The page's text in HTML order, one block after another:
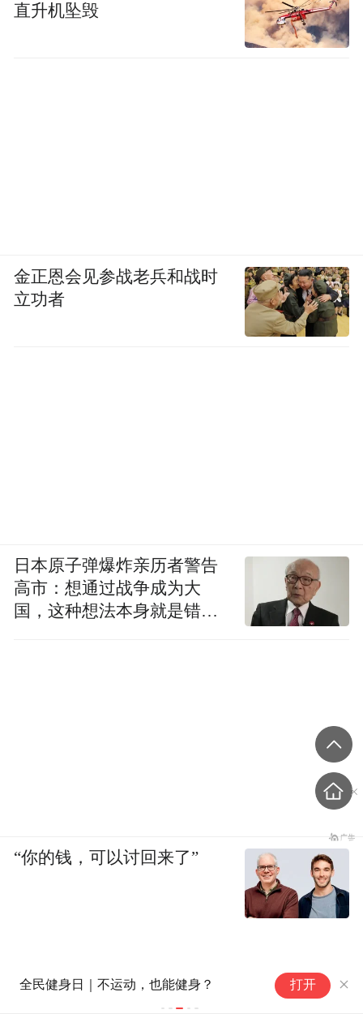
全民健身日｜不运动，也能健身？ 打开
直升机坠毁
金正恩会见参战老兵和战时
立功者
日本原子弹爆炸亲历者警告
高市：想通过战争成为大
国，这种想法本身就是错误
“你的钱，可以讨回来了”